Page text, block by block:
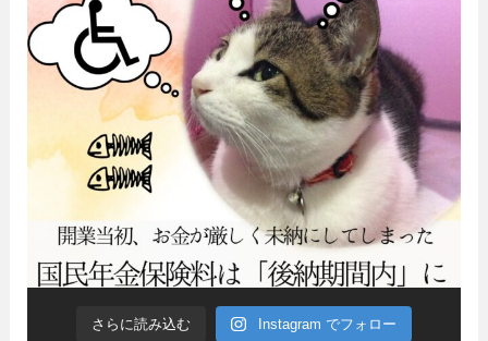
さらに読み込む Instagram でフォロー